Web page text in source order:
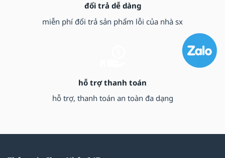
đổi trả dễ dàng
miễn phí đổi trả sản phẩm lỗi của nhà sx
hỗ trợ thanh toán
hỗ trợ, thanh toán an toàn đa dạng